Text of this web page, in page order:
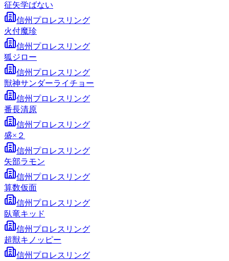
征矢学ばない
信州プロレスリング
火付魔珍
信州プロレスリング
狐ジロー
信州プロレスリング
獣神サンダーライチョー
信州プロレスリング
番長清原
信州プロレスリング
盛×２
信州プロレスリング
矢部ラモン
信州プロレスリング
算数仮面
信州プロレスリング
臥竜キッド
信州プロレスリング
超獣キノッピー
信州プロレスリング